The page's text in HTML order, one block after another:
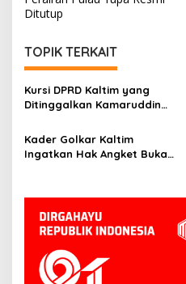
Ditutup
TOPIK TERKAIT
Kursi DPRD Kaltim yang
Ditinggalkan Kamaruddin
Diparipurnakan, DPRD
Kaltim Tunggu Surat Resmi
NasDem
Kader Golkar Kaltim
Ingatkan Hak Angket Bukan